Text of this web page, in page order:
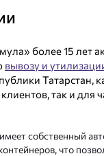
более 15 лет
вывозу и
Татарстан,
так и для
собственный
что